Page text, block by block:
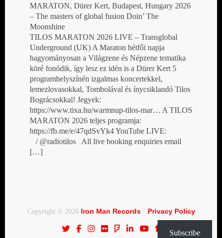
MARATON, Dürer Kert, Budapest, Hungary 2026
– The masters of global fusion Doin’ The
Moonshine
TILOS MARATON 2026 LIVE – Transglobal
Underground (UK) A Maraton hétfői napja
hagyományosan a Világzene és Népzene tematika
köré fonódik, így lesz ez idén is a Dürer Kert 5
programhelyszínén izgalmas koncertekkel,
lemezlovasokkal, Tombolával és ínycsiklandó Tilos
Bográcsokkal! Jegyek:
https://www.tixa.hu/warmnup-tilos-mar… A TILOS
MARATON 2026 teljes programja:
https://fb.me/e/47qdSvYk4 YouTube LIVE:
/ @radiotilos All live booking enquiries email
[…]
Copyright © 2026 Iron Man Records· Privacy Policy
Subscribe